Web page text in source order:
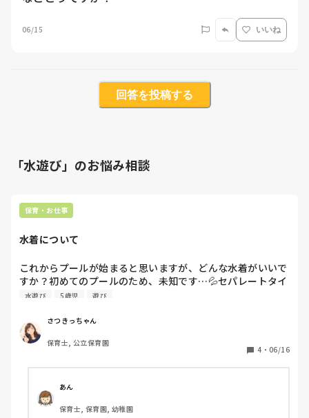
06/15 いいね
回答を投稿する
「水遊び」のお悩み相談
保育・お仕事
水着について
これからプールが始まると思いますが、どんな水着がいいで
すか？初めてのプールのため、未知です…💦セパレートタイ
水遊び 5歳児 遊び
さつきっちゃん
保育士, 公立保育園
4 ・ 06/16
あん
保育士, 保育園, 幼稚園